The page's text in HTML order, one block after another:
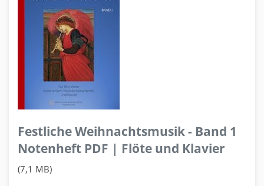
Festliche Weihnachtsmusik - Band 1
Notenheft PDF | Flöte und Klavier
(7,1 MB)